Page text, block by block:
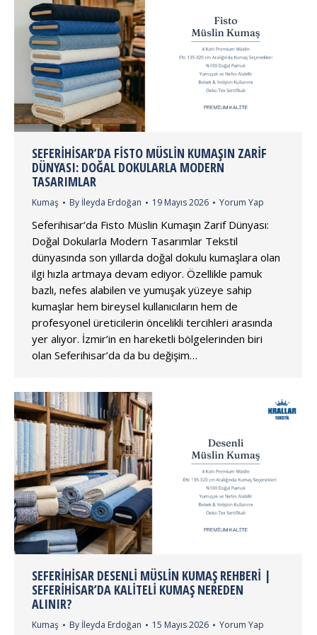
SEFERIHISAR’DA FISTO MÜSLIN KUMAŞIN ZARIF
DÜNYASI: DOĞAL DOKULARLA MODERN
TASARIMLAR
Kumaş By İleyda Erdoğan 19 Mayıs 2026 Yorum Yap
Seferihisar’da Fisto Müslin Kumaşın Zarif Dünyası:
Doğal Dokularla Modern Tasarımlar Tekstil
dünyasında son yıllarda doğal dokulu kumaşlara olan
ilgi hızla artmaya devam ediyor. Özellikle pamuk
bazlı, nefes alabilen ve yumuşak yüzeye sahip
kumaşlar hem bireysel kullanıcıların hem de
profesyonel üreticilerin öncelikli tercihleri arasında
yer alıyor. İzmir’in en hareketli bölgelerinden biri
olan Seferihisar’da da bu değişim…
SEFERIHISAR DESENLI MÜSLIN KUMAŞ REHBERI |
SEFERIHISAR’DA KALITELI KUMAŞ NEREDEN
ALINIR?
Kumaş By İleyda Erdoğan 15 Mayıs 2026 Yorum Yap